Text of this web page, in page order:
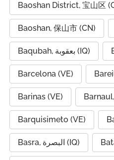
Baoshan District, 宝山区
Baoshan, 保山市 (CN)
Baqubah, بعقوبة (IQ)
Barcelona (VE)
Barinas (VE)
Barquisimeto (VE)
Basra, البصرة (IQ)